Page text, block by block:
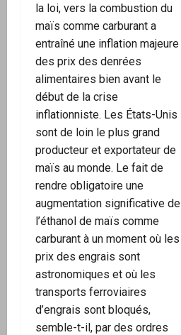
la loi, vers la combustion du
maïs comme carburant a
entraîné une inflation majeure
des prix des denrées
alimentaires bien avant le
début de la crise
inflationniste. Les États-Unis
sont de loin le plus grand
producteur et exportateur de
maïs au monde. Le fait de
rendre obligatoire une
augmentation significative de
l’éthanol de maïs comme
carburant à un moment où les
prix des engrais sont
astronomiques et où les
transports ferroviaires
d’engrais sont bloqués,
semble-t-il, par des ordres